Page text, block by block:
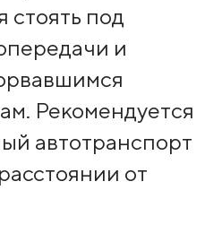
стоять под
и
Рекомендуется
автотранспорт
от